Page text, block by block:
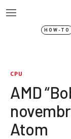
HOW-TO
CPU
AMD
Atom